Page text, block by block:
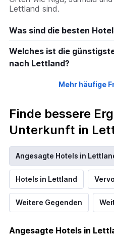
Lettland sind.
Was sind die besten
Welches ist die
nach Lettland?
Mehr häufige
Finde bessere
Unterkunft in
Angesagte Hotels in
Hotels in Lettland
Weitere Gegenden
Angesagte Hotels in